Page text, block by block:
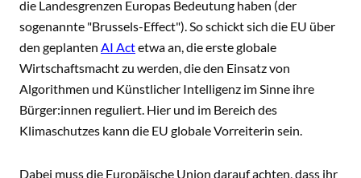
die Landesgrenzen Europas Bedeutung haben (der
sogenannte "Brussels-Effect"). So schickt sich die EU über
den geplanten AI Actetwa an, die erste globale
Wirtschaftsmacht zu werden, die den Einsatz von
Algorithmen und Künstlicher Intelligenz im Sinne ihre
Bürger:innen reguliert. Hier und im Bereich des
Klimaschutzes kann die EU globale Vorreiterin sein.
Dabei muss die Europäische Union darauf achten, dass ihr